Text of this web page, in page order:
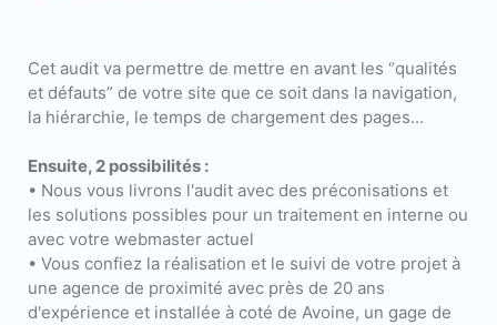
Cet audit va permettre de mettre en avant les “qualités
et défauts” de votre site que ce soit dans la navigation,
la hiérarchie, le temps de chargement des pages...
Ensuite, 2 possibilités :
• Nous vous livrons l'audit avec des préconisations et
les solutions possibles pour un traitement en interne ou
avec votre webmaster actuel
• Vous confiez la réalisation et le suivi de votre projet à
une agence de proximité avec près de 20 ans
d'expérience et installée à coté de Avoine, un gage de